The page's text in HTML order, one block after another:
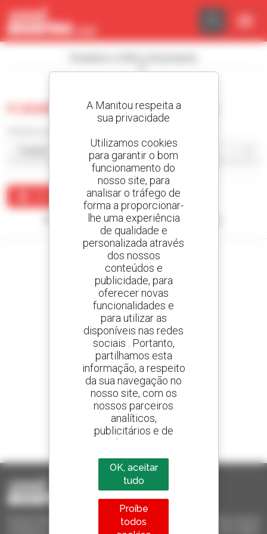
0 usado carregador compacto
Criar um alerta
Nenhum resultado corresponde à sua pesquisa.
Crie os seus alertas
e receba anúncios de equipamentos usados
800 concessionários
A Manitou em todo o mundo
1 em cada 4 telescópicos
vendido no mundo é um manitou
Invia le richieste a più concessionari contemporaneamente, ricevi le
notifiche in base agli alert impostati. Tutto questo dal tuo PC, tablet
Painel de Gerenciamento de Cookies
A Manitou respeita a
sua privacidade
Utilizamos cookies
para garantir o bom
funcionamento do
nosso site, para
analisar o tráfego de
forma a proporcionar-
lhe uma experiência
de qualidade e
personalizada através
dos nossos
conteúdos e
publicidade, para
oferecer novas
funcionalidades e
para utilizar as
disponíveis nas redes
sociais . Portanto,
partilhamos esta
informação, a respeito
da sua navegação no
nosso site, com os
nossos parceiros
analíticos,
publicitários e de
redes sociais
OK, aceitar
tudo
Proíbe
todos